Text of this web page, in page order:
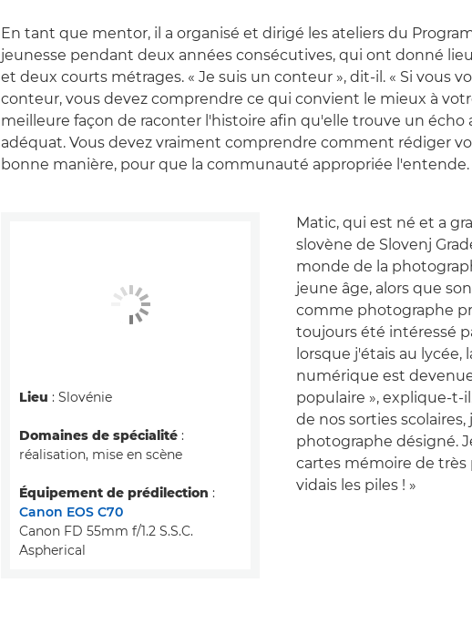
En tant que mentor, il a organisé et dirigé les ateliers du
jeunesse pendant deux années consécutives, qui ont donné
et deux courts métrages. « Je suis un conteur », dit-il. « Si vous
conteur, vous devez comprendre ce qui convient le mieux à
meilleure façon de raconter l'histoire afin qu'elle trouve un écho
adéquat. Vous devez vraiment comprendre comment rédiger
bonne manière, pour que la communauté appropriée l'entende.
Matic, qui est né et a
slovène de Slovenj
monde de la
jeune âge, alors que
comme photographe
toujours été intéressé
lorsque j'étais au lycée,
numérique est
populaire », explique-t-
de nos sorties
photographe désigné.
cartes mémoire de
vidais les piles ! »
Lieu : Slovénie
Domaines de spécialité :
réalisation, mise en scène
Équipement de prédilection :
Canon EOS C70
Canon FD 55mm f/1.2 S.S.C.
Aspherical